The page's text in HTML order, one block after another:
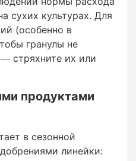
—
(зависит от
при низких
для поздней осени
—
температуры)
азот — короткая
сухих культурах. Для
(особенно в
гранулы не
стряхните их или
продуктами
в сезонной
линейки: